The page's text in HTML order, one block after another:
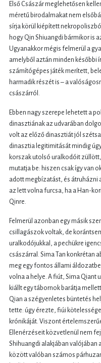
Első Császár meglehetősen
méretű birodalmakat nem
sírja körül kiépített
hogy Qin Shiuangdi bármikor is
Ugyanakkor mégis felmerül a
amelyből aztán minden későbbi
számítógépes játék merített,
harmadik részét is – a
császárról.
Ebben nagy szerepe lehetett a
dinasztiának az udvarában
volt az előző dinasztiát jól
dinasztia legitimitását mindig
korszak utolsó uralkodóit
mutatja be: hiszen csak így van
adott megbízatást, és átruházni
az lett volna furcsa, ha a Han-
Qinre.
Felmerül azonban egy másik
csillagászok voltak, de
uralkodójukkal, a pechükre
császárral. Sima Tan konkrétan
meg egy fontos állami
volna a helye. A fiút, Sima Qiant
kiállt egy tábornok barátja
Qian a szégyenletes büntetés
tette: úgy érezte, fiúi
krónikáját. Viszont
Ellenérzéseit közvetlenül nem
Shihuangdi alakjában valójában
között valóban számos